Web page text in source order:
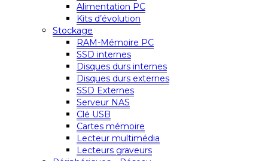
Alimentation PC
Kits d’évolution
Stockage
RAM-Mémoire PC
SSD internes
Disques durs internes
Disques durs externes
SSD Externes
Serveur NAS
Clé USB
Cartes mémoire
Lecteur multimédia
Lecteurs graveurs